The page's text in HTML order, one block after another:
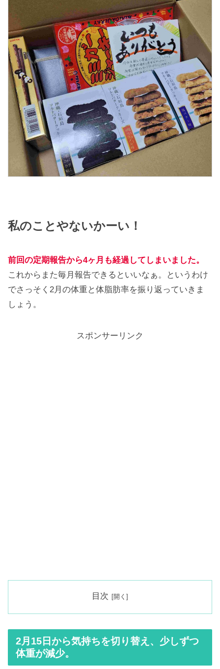
私のことやないかーい！
前回の定期報告から4ヶ月も経過してしまいました。
これからまた毎月報告できるといいなぁ。というわけ
でさっそく2月の体重と体脂肪率を振り返っていきま
しょう。
スポンサーリンク
目次
2月15日から気持ちを切り替え、少しずつ
体重が減少。